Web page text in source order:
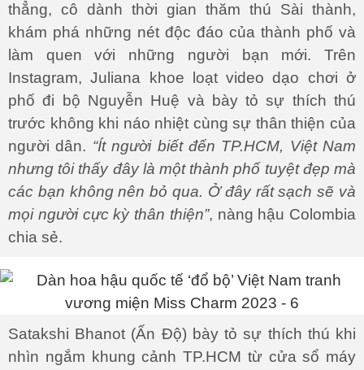
thẳng, cô dành thời gian thăm thú Sài thành,
khám phá những nét độc đáo của thành phố và
làm quen với những người bạn mới. Trên
Instagram, Juliana khoe loạt video dạo chơi ở
phố đi bộ Nguyễn Huệ và bày tỏ sự thích thú
trước không khi náo nhiệt cùng sự thân thiện của
người dân. “Ít người biết đến TP.HCM, Việt Nam
nhưng tôi thấy đây là một thành phố tuyệt đẹp mà
các bạn không nên bỏ qua. Ở đây rất sạch sẽ và
mọi người cực kỳ thân thiện”, nàng hậu Colombia
chia sẻ.
Satakshi Bhanot (Ấn Độ) bày tỏ sự thích thú khi
nhìn ngắm khung cảnh TP.HCM từ cửa sổ máy